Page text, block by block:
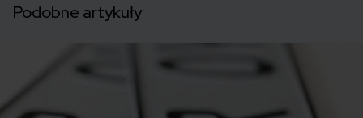
Podobne artykuły